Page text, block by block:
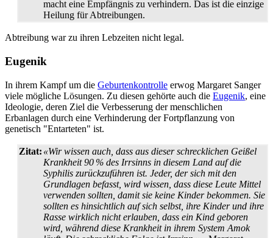
macht eine Empfängnis zu verhindern. Das ist die einzige
Heilung für Abtreibungen.
Abtreibung war zu ihren Lebzeiten nicht legal.
Eugenik
In ihrem Kampf um die Geburtenkontrolle erwog Margaret Sanger
viele mögliche Lösungen. Zu diesen gehörte auch die Eugenik, eine
Ideologie, deren Ziel die Verbesserung der menschlichen
Erbanlagen durch eine Verhinderung der Fortpflanzung von
genetisch "Entarteten" ist.
Zitat: «Wir wissen auch, dass aus dieser schrecklichen Geißel
Krankheit 90 % des Irrsinns in diesem Land auf die
Syphilis zurück­zu­führen ist. Jeder, der sich mit den
Grundlagen befasst, wird wissen, dass diese Leute Mittel
verwenden sollten, damit sie keine Kinder bekommen. Sie
sollten es hinsichtlich auf sich selbst, ihre Kinder und ihre
Rasse wirklich nicht erlauben, dass ein Kind geboren
wird, während diese Krankheit in ihrem System Amok